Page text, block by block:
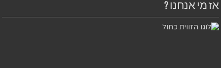
אז מי אנחנו ?